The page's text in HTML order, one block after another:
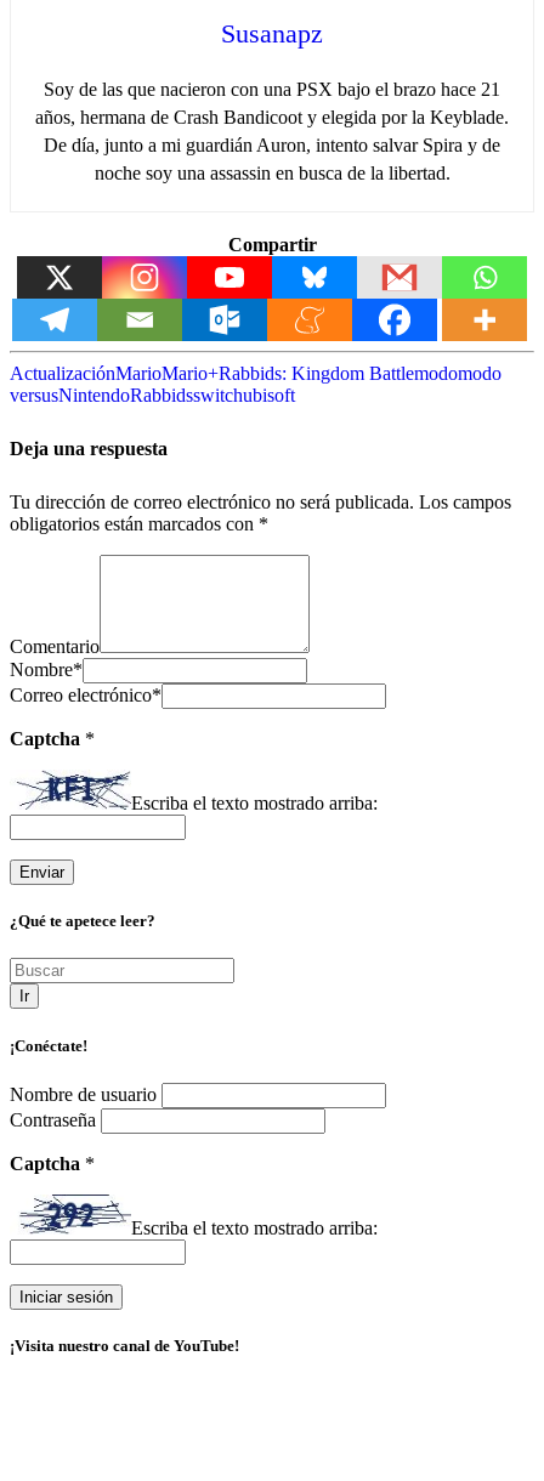
Susanapz
Soy de las que nacieron con una PSX bajo el brazo hace 21
años, hermana de Crash Bandicoot y elegida por la Keyblade.
De día, junto a mi guardián Auron, intento salvar Spira y de
noche soy una assassin en busca de la libertad.
Compartir
ActualizaciónMarioMario+Rabbids: Kingdom Battlemodomodo
versusNintendoRabbidsswitchubisoft
Deja una respuesta
Tu dirección de correo electrónico no será publicada. Los campos
obligatorios están marcados con *
Comentario
Nombre*
Correo electrónico*
Captcha *
Escriba el texto mostrado arriba:
¿Qué te apetece leer?
Ir
¡Conéctate!
Nombre de usuario
Contraseña
Captcha *
Escriba el texto mostrado arriba:
¡Visita nuestro canal de YouTube!